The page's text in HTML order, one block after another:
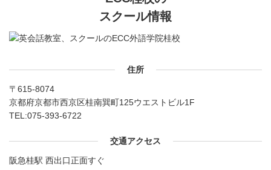
スクール情報
住所
〒615-8074
京都府京都市西京区桂南巽町125ウエストビル1F
TEL:075-393-6722
交通アクセス
阪急桂駅 西出口正面すぐ